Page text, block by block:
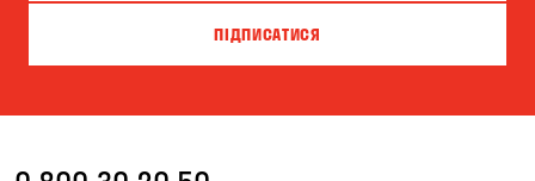
Велика Северинка Вишгород
ПІДПИСАТИСЯ